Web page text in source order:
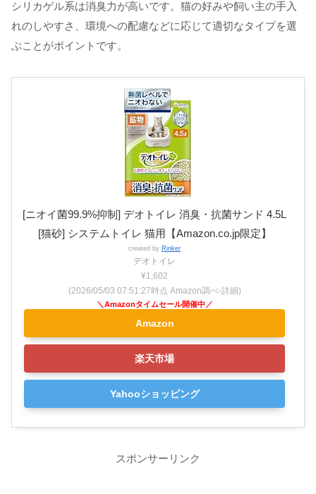
シリカゲル系は消臭力が高いです。猫の好みや飼い主の手入
れのしやすさ、環境への配慮などに応じて適切なタイプを選
ぶことがポイントです。
[ニオイ菌99.9%抑制] デオトイレ 消臭・抗菌サンド 4.5L
[猫砂] システムトイレ 猫用【Amazon.co.jp限定】
created by Rinker
デオトイレ
¥1,602
(2026/05/03 07:51:27時点 Amazon調べ-詳細)
Amazon
楽天市場
Yahooショッピング
スポンサーリンク